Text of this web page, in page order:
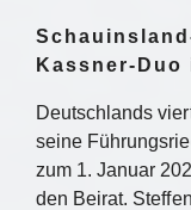
Kassner-Duo
Deutschlands
seine
zum 1. Januar
den Beirat.